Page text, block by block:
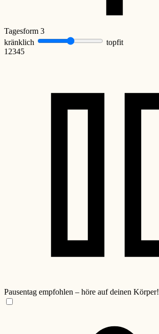
Tagesform 3
kränklich
topfit
1 2345
Pausentag empfohlen – höre auf deinen Körper!